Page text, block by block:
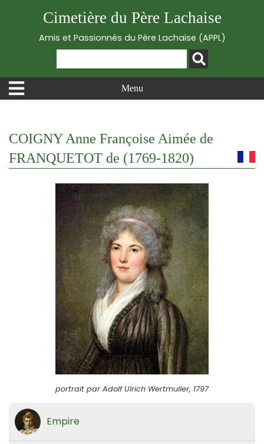
Cimetière du Père Lachaise
Amis et Passionnés du Père Lachaise (APPL)
Menu
COIGNY Anne Françoise Aimée de
FRANQUETOT de (1769-1820)
portrait par Adolf Ulrich Wertmuller, 1797
Empire